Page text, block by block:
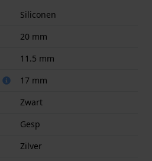
Siliconen
20 mm
11.5 mm
17 mm
Zwart
Gesp
Zilver